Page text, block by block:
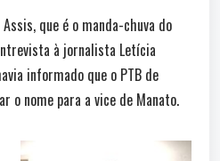
que é o manda-chuva do
à jornalista Letícia
informado que o PTB de
o nome para a vice de Manato.